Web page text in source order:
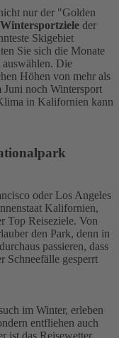
nur der "Golden
Wintersportziele der
Skigebiet
Sie sich die Monate
auswählen. Die
Höhen von mehr als
Juni noch Wintersport
in Kalifornien kann
oder Los Angeles
Kalifornien,
Top Reiseziele. Von
den Park, denn in
passieren, dass
Schneefälle gesperrt
im Winter, erleben
entfliehen auch